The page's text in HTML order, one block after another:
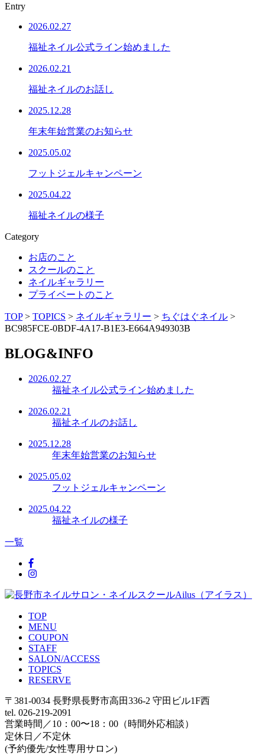
Entry
2026.02.27
福祉ネイル公式ライン始めました
2026.02.21
福祉ネイルのお話し
2025.12.28
年末年始営業のお知らせ
2025.05.02
フットジェルキャンペーン
2025.04.22
福祉ネイルの様子
Category
お店のこと
スクールのこと
ネイルギャラリー
プライベートのこと
TOP> TOPICS > ネイルギャラリー > ちぐはぐネイル >
BC985FCE-0BDF-4A17-B1E3-E664A949303B
BLOG&INFO
2026.02.27
福祉ネイル公式ライン始めました
2026.02.21
福祉ネイルのお話し
2025.12.28
年末年始営業のお知らせ
2025.05.02
フットジェルキャンペーン
2025.04.22
福祉ネイルの様子
一覧
TOP
MENU
COUPON
STAFF
SALON/ACCESS
TOPICS
RESERVE
〒381-0034 長野県長野市高田336-2 守田ビル1F西
tel. 026-219-2091
営業時間／10：00〜18：00（時間外応相談）
定休日／不定休
(予約優先/女性専用サロン)